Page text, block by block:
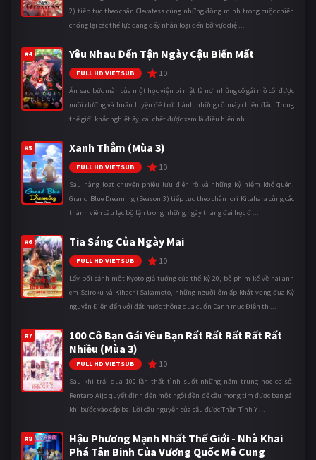
2) tiếp tục theo chân Clevatess cùng những đồng minh trong cuộc chiến
chống lại các thế lực đang đẩy nhân loại đến bờ vực diệ ...
#4 Yêu Nhau Đến Tận Ngày Cậu Biến Mất
FULL HD VIETSUB 10
Ẩn sau bức màn của một học viện bí mật là nơi những cô gái mồ côi được
nuôi dưỡng và huấn luyện để trở thành những cỗ máy chiến đấu. Trong
thế giới khắc nghiệt ấy, cái chết được xem là điều hiển nh ...
#5 Xanh Thẳm (Mùa 3)
FULL HD VIETSUB 10
Sau hàng loạt chuyến phiêu lưu điên rồ và những kỷ niệm khó quên,
Grand Blue Dreaming (Season 3) tiếp tục theo chân Iori Kitahara cùng các
thành viên câu lạc bộ lặn trong những ngày tháng đại học đ ...
#6 Tia Sáng Của Ngày Mai
FULL HD VIETSUB 10
Lấy bối cảnh một Kyoto giả tưởng của thế kỷ 20, bộ phim kể về hai anh
em Seiroku và Kihachi Sakamoto, những người ôm ấp khát vọng đưa Kỷ
nguyên Điện đến với đất nước thông qua cuốn Danh mục Điện th ...
#7
100 Cô Bạn Gái Yêu Bạn Rất Rất Rất Rất Rất
Nhiều (Mùa 3)
FULL HD VIETSUB 10
Sau khi trải qua 100 lần thất tình suốt những năm trung học cơ sở,
Rentaro Aijo quyết định đến một ngôi đền để cầu mong tìm được bạn gái
khi bước vào cấp ba. Lời cầu nguyện của cậu được Thần Tình Y ...
#8
Hậu Phương Mạnh Nhất Thế Giới - Nhà Khai
Phá Tân Binh Của Vương Quốc Mê Cung